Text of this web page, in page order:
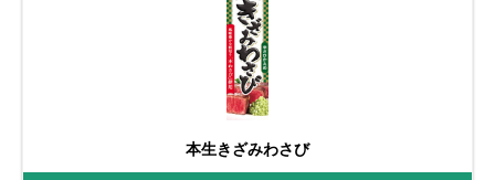
本生きざみわさび